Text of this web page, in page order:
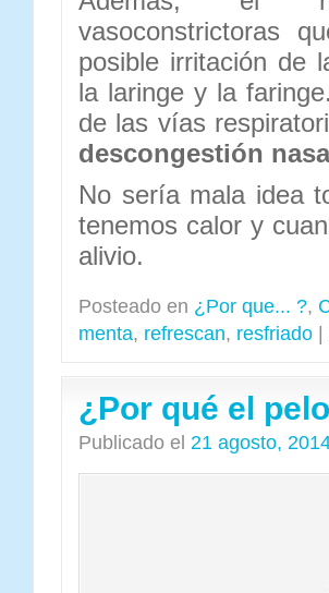
vasoconstrictoras
posible irritación de
la laringe y la
de las vías
descongestión
No sería mala idea
tenemos calor y
alivio.
Posteado en ¿Por que... ?,
menta, refrescan, resfriado
¿Por qué el
Publicado el 21 agosto,